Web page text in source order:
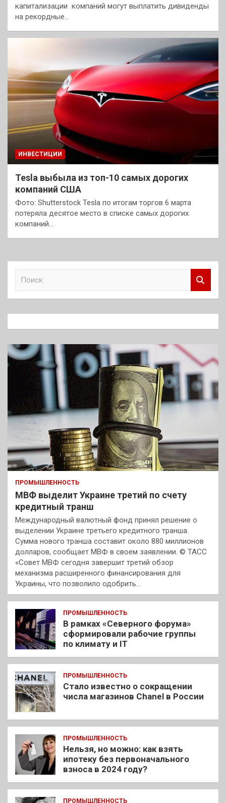
капитализации компаний могут выплатить дивиденды
на рекордные…
ИНВЕСТИЦИИ
Tesla выбыла из топ-10 самых дорогих
компаний США
Фото: Shutterstock Tesla по итогам торгов 6 марта
потеряла десятое место в списке самых дорогих
компаний…
к
ПРОМЫШЛЕННОСТЬ
МВФ выделит Украине третий по счету
кредитный транш
Международный валютный фонд принял решение о
выделении Украине третьего кредитного транша.
Сумма нового транша составит около 880 миллионов
долларов, сообщает МВФ в своем заявлении. © ТАСС
«Совет МВФ сегодня завершит третий обзор
механизма расширенного финансирования для
Украины, что позволило одобрить…
ПРОМЫШЛЕННОСТЬ
В рамках «Северного форума»
сформировали рабочие группы
по климату и IT
ПРОМЫШЛЕННОСТЬ
Стало известно о сокращении
числа магазинов Chanel в России
ПРОМЫШЛЕННОСТЬ
Нельзя, но можно: как взять
ипотеку без первоначального
взноса в 2024 году?
ПРОМЫШЛЕННОСТЬ